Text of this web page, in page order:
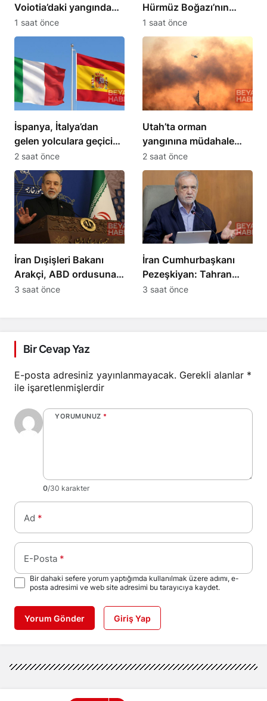
Voiotia’daki yangında
111 bin 732 dönüm kül
oldu
1 saat önce
Hürmüz Boğazı’nın
açılması ABD’nin
şartlara bağlı
1 saat önce
İspanya, İtalya’dan
gelen yolculara geçici
sınır kontrolleri
başlatıyor
2 saat önce
Utah’ta orman
yangınına müdahale
eden helikopter düştü
2 saat önce
İran Dışişleri Bakanı
Arakçi, ABD ordusuna
karşı güçlerini
3 saat önce
İran Cumhurbaşkanı
Pezeşkiyan: Tahran
diyalogdan yana,
3 saat önce
Bir Cevap Yaz
E-posta adresiniz yayınlanmayacak. Gerekli alanlar *
ile işaretlenmişlerdir
YORUMUNUZ *
0/30 karakter
Ad *
E-Posta *
Bir dahaki sefere yorum yaptığımda kullanılmak üzere adımı, e-
posta adresimi ve web site adresimi bu tarayıcıya kaydet.
Yorum Gönder Giriş Yap